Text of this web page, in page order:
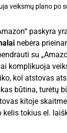
veiksmų plano po
paskyra
nebėra
su
komplikuoja
kol atstovas
būtina, turėtų
kitoje
kelis tokius el.